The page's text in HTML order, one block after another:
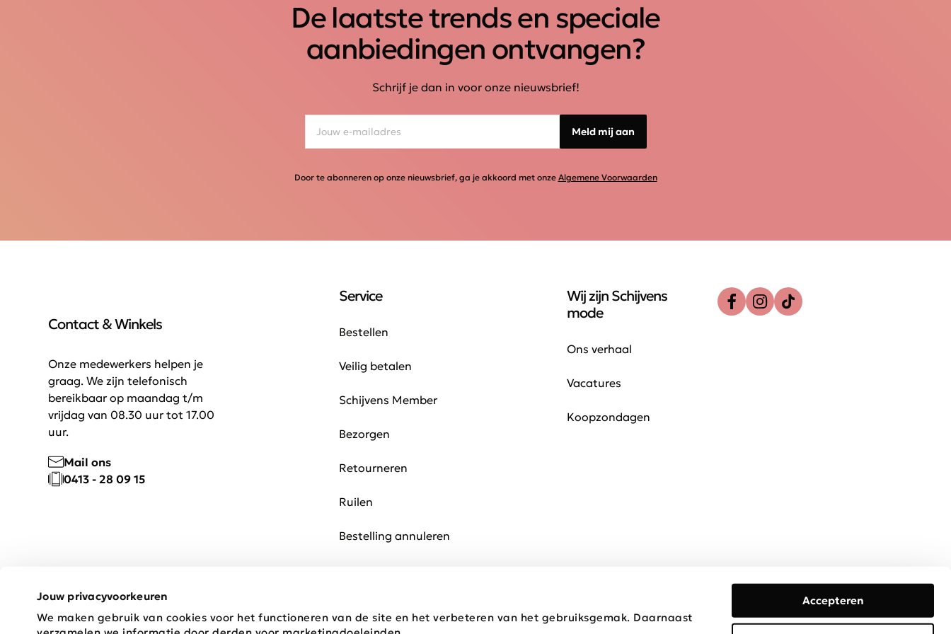
Jouw privacyvoorkeuren
We maken gebruik van cookies voor het functioneren van de site en het verbeteren van het gebruiksgemak. Daarnaast
Accepteren
De laatste trends en speciale
aanbiedingen ontvangen?
Schrijf je dan in voor onze nieuwsbrief!
Meld mij aan
Door te abonneren op onze nieuwsbrief, ga je akkoord met onze Algemene Voorwaarden
Contact & Winkels
Onze medewerkers helpen je
graag. We zijn telefonisch
bereikbaar op maandag t/m
vrijdag van 08.30 uur tot 17.00
uur.
Mail ons
0413 - 28 09 15
Service
Bestellen
Veilig betalen
Schijvens Member
Bezorgen
Retourneren
Ruilen
Bestelling annuleren
Wij zijn Schijvens
mode
Ons verhaal
Vacatures
Koopzondagen
Copyright © 2026 Schijvens Mode Privacy & Cookies Disclaimer